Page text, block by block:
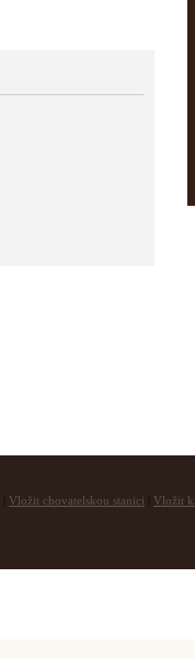
Vložit chovatelskou stanici Vložit